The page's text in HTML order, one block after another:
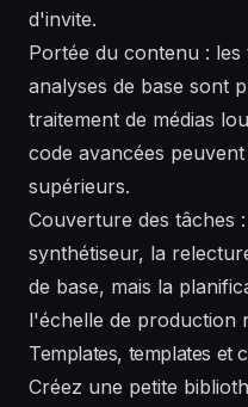
d'invite.
Portée du contenu : les
analyses de base sont
traitement de médias
code avancées
supérieurs.
Couverture des tâches
synthétiseur, la
de base, mais la
l'échelle de production
Templates, templates et
Créez une petite